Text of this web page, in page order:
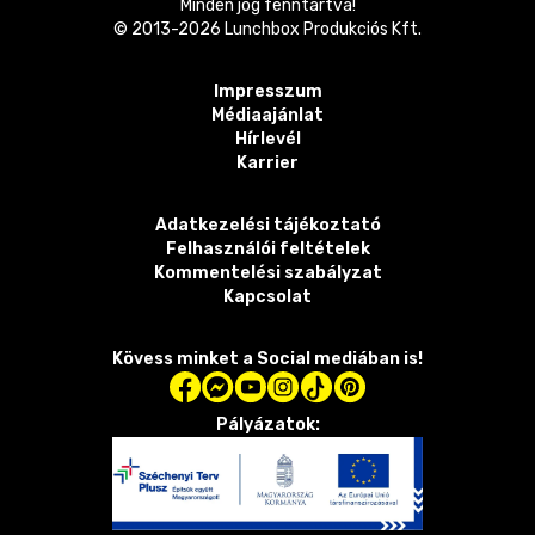
Minden jog fenntartva!
© 2013-2026 Lunchbox Produkciós Kft.
Impresszum
Médiaajánlat
Hírlevél
Karrier
Adatkezelési tájékoztató
Felhasználói feltételek
Kommentelési szabályzat
Kapcsolat
Kövess minket a Social mediában is!
Pályázatok: